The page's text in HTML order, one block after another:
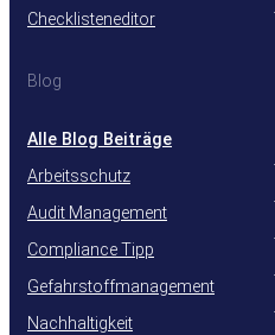
Checklisteneditor
Blog
Alle Blog Beiträge
Arbeitsschutz
Audit Management
Compliance Tipp
Gefahrstoffmanagement
Nachhaltigkeit